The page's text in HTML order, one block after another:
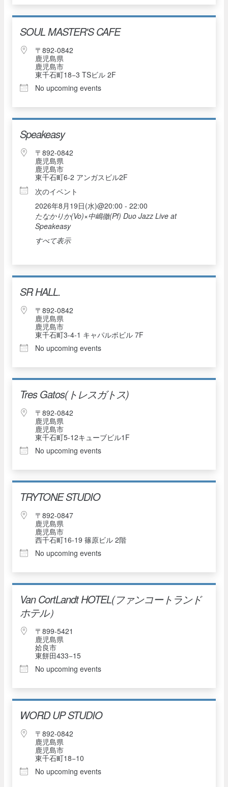
SOUL MASTER'S CAFE
〒892-0842
鹿児島県
鹿児島市
東千石町18−3 TSビル 2F
No upcoming events
Speakeasy
〒892-0842
鹿児島県
鹿児島市
東千石町6-2 アンガスビル2F
次のイベント
2026年8月19日(水)@20:00 - 22:00
たなかりか(Vo)×中嶋徹(Pf) Duo Jazz Live at
Speakeasy
すべて表示
SR HALL.
〒892-0842
鹿児島県
鹿児島市
東千石町3-4-1 キャパルボビル 7F
No upcoming events
Tres Gatos(トレスガトス)
〒892-0842
鹿児島県
鹿児島市
東千石町5-12キューブビル1F
No upcoming events
TRYTONE STUDIO
〒892-0847
鹿児島県
鹿児島市
西千石町16-19 篠原ビル 2階
No upcoming events
Van CortLandt HOTEL(ファンコートランド
ホテル）
〒899-5421
鹿児島県
姶良市
東餅田433−15
No upcoming events
WORD UP STUDIO
〒892-0842
鹿児島県
鹿児島市
東千石町18−10
No upcoming events